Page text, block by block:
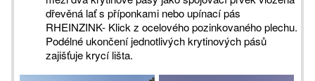
dřevěná lať s příponkami nebo upínací pás
RHEINZINK- Klick z ocelového pozinkovaného plechu.
Podélné ukončení jednotlivých krytinových pásů
zajišťuje krycí lišta.